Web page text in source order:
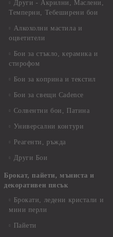
Други - Акрилни, Маслени,
Темперни, Тебеширени бои
Алкохолни мастила и
оцветители
Бои за стъкло, керамика и
стирофом
Бои за коприна и текстил
Бои за свещи Cadence
Солвентни бои, Патина
Универсални контури
Реагенти, ръжда
Други Бои
Брокат, пайети, мъниста и
декоративен пясък
Брокати, ледени кристали и
мини перли
Пайети